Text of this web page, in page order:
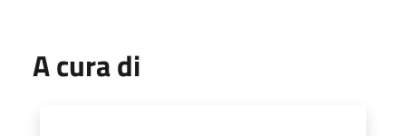
A cura di